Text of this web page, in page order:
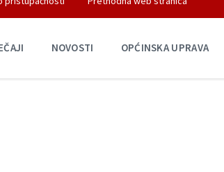
NOVOSTI OPĆINSKA UPRAVA